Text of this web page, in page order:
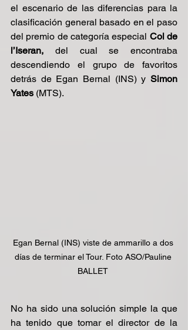
el escenario de las diferencias para la
clasificación general basado en el paso
del premio de categoría especial Col de
l’Iseran, del cual se encontraba
descendiendo el grupo de favoritos
detrás de Egan Bernal (INS) y Simon
Yates (MTS).
Egan Bernal (INS) viste de ammarillo a dos
días de terminar el Tour. Foto ASO/Pauline
BALLET
No ha sido una solución simple la que
ha tenido que tomar el director de la